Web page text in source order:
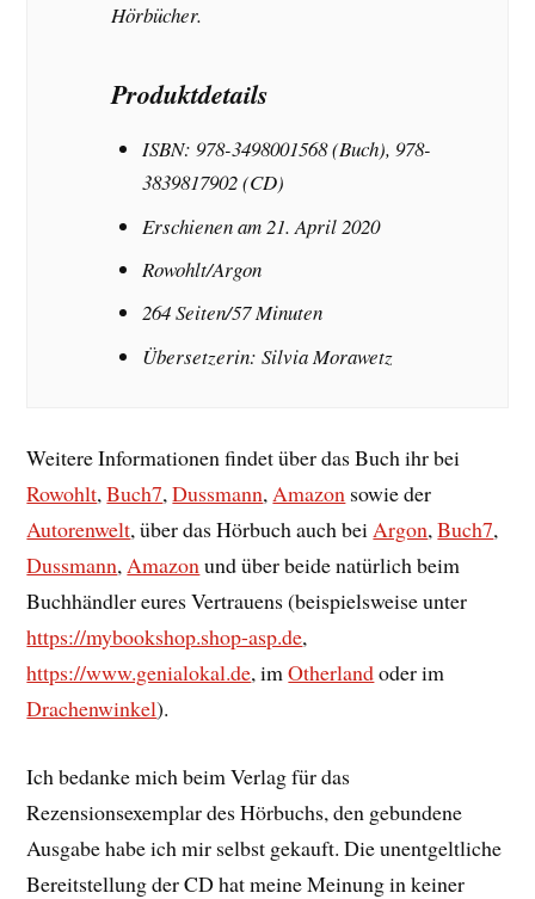
Hörbücher.
Produktdetails
ISBN: 978-3498001568 (Buch), 978-
3839817902 (CD)
Erschienen am 21. April 2020
Rowohlt/Argon
264 Seiten/57 Minuten
Übersetzerin: Silvia Morawetz
Weitere Informationen findet über das Buch ihr bei
Rowohlt,Buch7,Dussmann,Amazon sowie der
Autorenwelt, über das Hörbuch auch beiArgon,Buch7,
Dussmann,Amazonund über beide natürlich beim
Buchhändler eures Vertrauens (beispielsweise unter
https://mybookshop.shop-asp.de,
https://www.genialokal.de, imOtherlandoder im
Drachenwinkel).
Ich bedanke mich beim Verlag für das
Rezensionsexemplar des Hörbuchs, den gebundene
Ausgabe habe ich mir selbst gekauft. Die unentgeltliche
Bereitstellung der CD hat meine Meinung in keiner